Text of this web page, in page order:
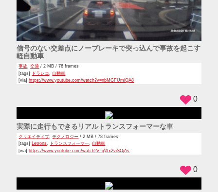
信号のない交差点にノーブレーキで突っ込んで事故を起こす
軽自動車
事故 ,交通 / 2 MB / 76 frames
[tags]
ドラレコ
自動車
[via] https://www.youtube.com/watch?v=nbMGFUmlQA8
実際に走行もできるリアルトランスフォーマーな車
クリエイティブ ,テクノロジー / 2 MB / 78 frames
[tags] Letrons, トランスフォーマー, 自動車
[via] https://www.youtube.com/watch?v=qWx2viSOjAs
0
0